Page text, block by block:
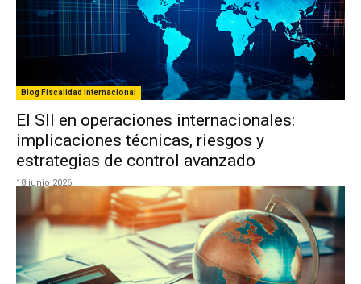
Blog Fiscalidad Internacional
El SII en operaciones internacionales:
implicaciones técnicas, riesgos y
estrategias de control avanzado
18 junio 2026